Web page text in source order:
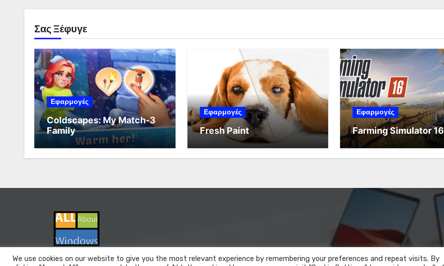
Σας Ξέφυγε
Εφαρμογές
Coldscapes: My Match-3
Family
Εφαρμογές
Fresh Paint
Εφαρμογές
Farming Simulator 16
All About Windows
We use cookies on our website to give you the most relevant experience by remembering your preferences and repeat visits. By